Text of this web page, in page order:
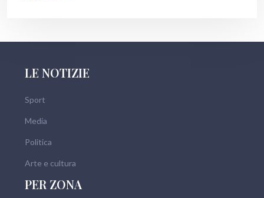
LE NOTIZIE
Sport
Media
Politica
Arte e cultura
PER ZONA